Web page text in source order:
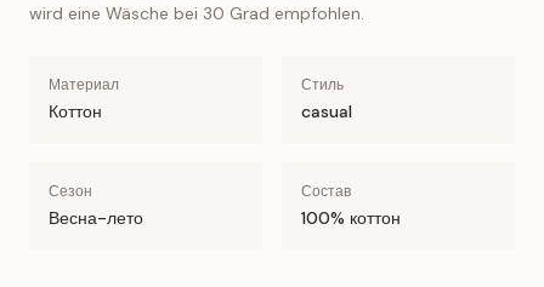
wird eine Wäsche bei 30 Grad empfohlen.
Материал
Коттон
Стиль
casual
Сезон
Весна-лето
Состав
100% коттон